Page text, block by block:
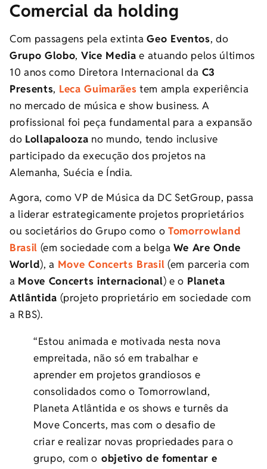
Comercial da holding
Com passagens pela extintaGeo Eventos, do
Grupo Globo, Vice Media e atuando pelos últimos
10 anos como Diretora Internacional da C3
Presents, Leca Guimarães tem ampla experiência
no mercado de música e show business. A
profissional foi peça fundamental para a expansão
do Lollapalooza no mundo, tendo inclusive
participado da execução dos projetos na
Alemanha, Suécia e Índia.
Agora, como VP de Música da DC SetGroup, passa
a liderar estrategicamente projetos proprietários
ou societários do Grupo como oTomorrowland
Brasil (em sociedade com a belgaWe Are Onde
World), a Move Concerts Brasil (em parceria com
a Move Concerts internacional) e o Planeta
Atlântida (projeto proprietário em sociedade com
a RBS).
“Estou animada e motivada nesta nova
empreitada, não só em trabalhar e
aprender em projetos grandiosos e
consolidados como o Tomorrowland,
Planeta Atlântida e os shows e turnês da
Move Concerts, mas com o desafio de
criar e realizar novas propriedades para o
grupo, com o objetivo de fomentar e